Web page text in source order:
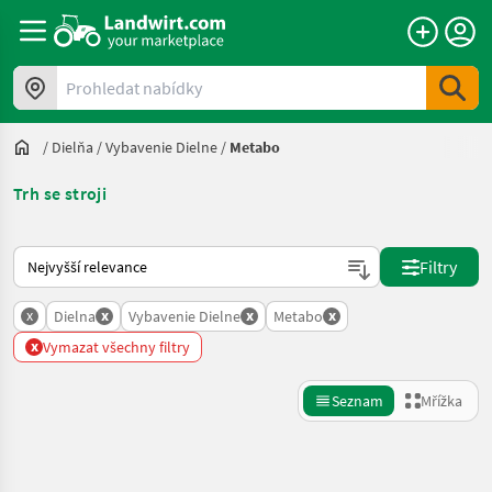
Prohledat nabídky
/ Dielňa /Vybavenie Dielne / Metabo
Trh se stroji
Takto se řadí nabídky na Landwirt.com
Filtry
x Dielna x Vybavenie Dielne x Metabo x
x Vymazat všechny filtry
Seznam Mřížka